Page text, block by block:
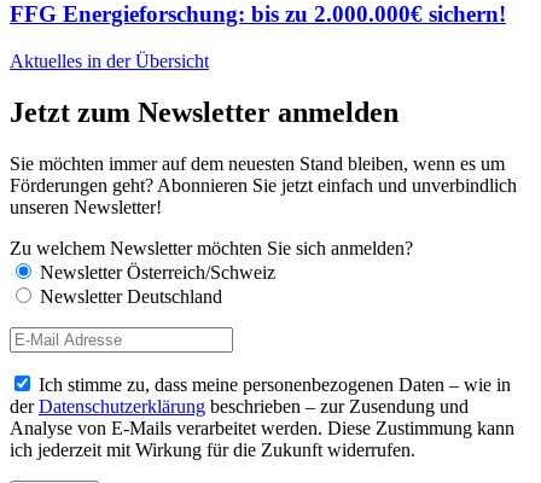
FFG Energieforschung: bis zu 2.000.000€ sichern!
Aktuelles in der Übersicht
Jetzt zum Newsletter anmelden
Sie möchten immer auf dem neuesten Stand bleiben, wenn es um
Förderungen geht? Abonnieren Sie jetzt einfach und unverbindlich
unseren Newsletter!
Zu welchem Newsletter möchten Sie sich anmelden?
Newsletter Österreich/Schweiz
Newsletter Deutschland
Ich stimme zu, dass meine personenbezogenen Daten – wie in
derDatenschutzerklärung beschrieben – zur Zusendung und
Analyse von E-Mails verarbeitet werden. Diese Zustimmung kann
ich jederzeit mit Wirkung für die Zukunft widerrufen.